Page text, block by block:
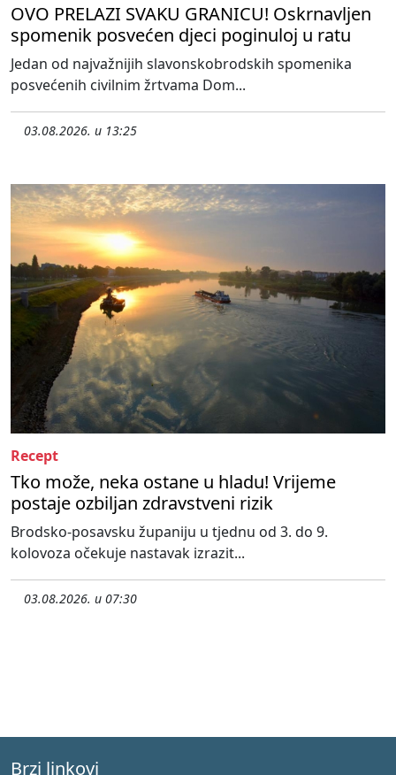
OVO PRELAZI SVAKU GRANICU! Oskrnavljen
spomenik posvećen djeci poginuloj u ratu
Jedan od najvažnijih slavonskobrodskih spomenika
posvećenih civilnim žrtvama Dom...
03.08.2026. u 13:25
Recept
Tko može, neka ostane u hladu! Vrijeme
postaje ozbiljan zdravstveni rizik
Brodsko-posavsku županiju u tjednu od 3. do 9.
kolovoza očekuje nastavak izrazit...
03.08.2026. u 07:30
Brzi linkovi